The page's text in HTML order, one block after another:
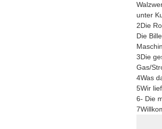
unter
2Die
Die
3Die
Gas/
4Was
5Wir
6- Die